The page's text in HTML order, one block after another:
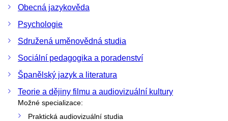
Obecná jazykověda
Psychologie
Sdružená uměnovědná studia
Sociální pedagogika a poradenství
Španělský jazyk a literatura
Teorie a dějiny filmu a audiovizuální kultury
Možné specializace:
Praktická audiovizuální studia